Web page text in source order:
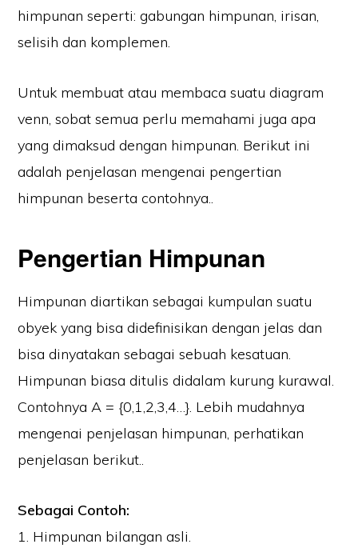
himpunan seperti: gabungan himpunan, irisan,
selisih dan komplemen.
Untuk membuat atau membaca suatu diagram
venn, sobat semua perlu memahami juga apa
yang dimaksud dengan himpunan. Berikut ini
adalah penjelasan mengenai pengertian
himpunan beserta contohnya..
Pengertian Himpunan
Himpunan diartikan sebagai kumpulan suatu
obyek yang bisa didefinisikan dengan jelas dan
bisa dinyatakan sebagai sebuah kesatuan.
Himpunan biasa ditulis didalam kurung kurawal.
Contohnya A = {0,1,2,3,4…}. Lebih mudahnya
mengenai penjelasan himpunan, perhatikan
penjelasan berikut..
Sebagai Contoh:
1. Himpunan bilangan asli.